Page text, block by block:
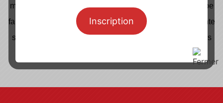
maison avec des produits frais. Nous sommes une équipe
familiale et passionnée, soudée, bienveillante et exigeante
sur la qualité. Travailler chez nous, c'est progresser dans
une bonne ambiance, avec le goût du travail bien fait.
Inscription